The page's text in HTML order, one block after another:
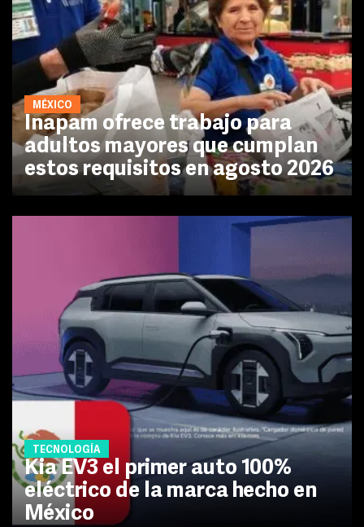
MÉXICO
Inapam ofrece trabajo para
adultos mayores que cumplan
estos requisitos en agosto 2026
TECNOLOGÍA
Kia EV3 el primer auto 100%
eléctrico de la marca hecho en
México